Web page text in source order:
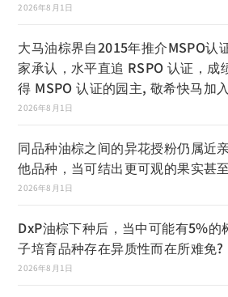
2026年8月1日
大马油棕界自2015年推介MSPO认
家承认，水平直追 RSPO 认证，成
得 MSPO 认证的园主, 敬希快马加入
2026年8月1日
同品种油棕之间的异花授粉仍属近
他品种，当可结出更可观的果实甚
2026年8月1日
DxP油棕下种后，当中可能有5%的
子培育品种存在异质性而在所难免?
2026年8月1日